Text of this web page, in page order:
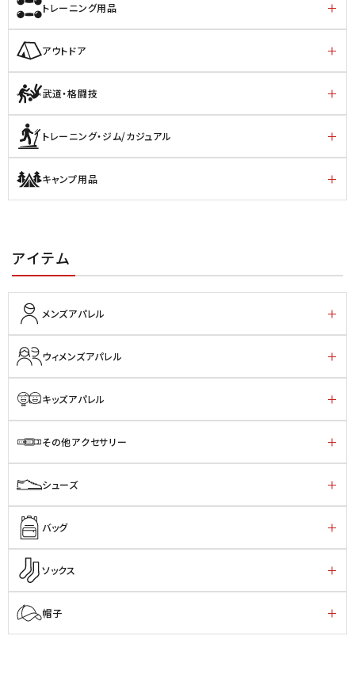
トレーニング用品
アウトドア
武道・格闘技
トレーニング・ジム/カジュアル
キャンプ用品
アイテム
メンズアパレル
ウィメンズアパレル
キッズアパレル
その他アクセサリー
シューズ
バッグ
ソックス
帽子